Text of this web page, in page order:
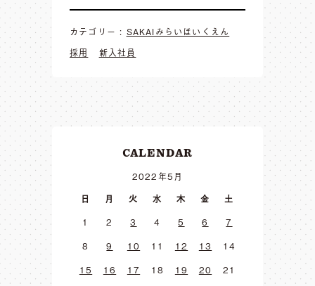
カテゴリー : SAKAIみらいほいくえん
採用
新入社員
CALENDAR
2022年5月
日
月 火 水 木 金
土
1
2 3 4 5 6
7
8
9 10 11 12 13
14
15
16 17 18 19 20
21